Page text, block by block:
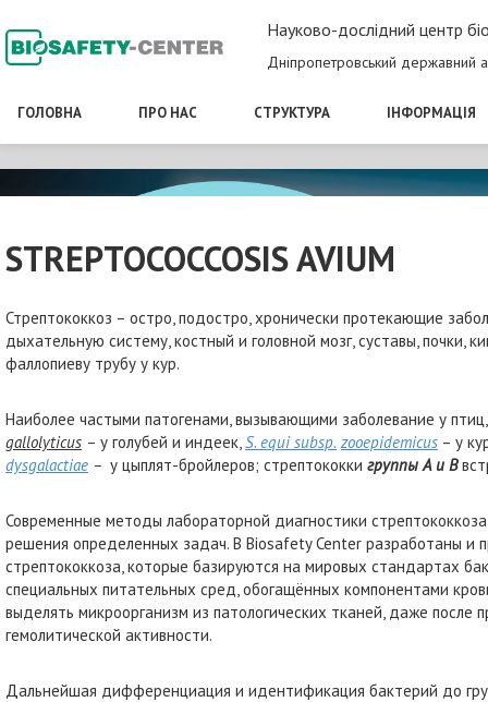
Науково-дослідний центр
Дніпропетровський державний
ГОЛОВНА ПРО НАС СТРУКТУРА ІНФОРМАЦІЯ
STREPTOCOCCOSIS AVIUM
Стрептококкоз – остро, подостро, хронически протекающие
дыхательную систему, костный и головной мозг, суставы, почки,
фаллопиеву трубу у кур.
Наиболее частыми патогенами, вызывающими заболевание у
gallolyticus – у голубей и индеек,S. equi subsp. zooepidemicus – у
dysgalactiae – у цыплят-бройлеров; стрептококки группы Аи B
Современные методы лабораторной диагностики
решения определенных задач. В Biosafety Center разработаны и
стрептококкоза, которые базируются на мировых стандартах
специальных питательных сред, обогащённых компонентами
выделять микроорганизм из патологических тканей, даже
гемолитической активности.
Дальнейшая дифференциация и идентификация бактерий до